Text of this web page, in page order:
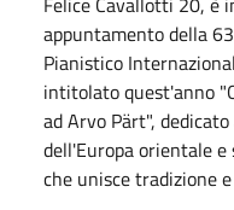
appuntamento della
Pianistico
intitolato quest'anno
ad Arvo Pärt",
dell'Europa orientale e
che unisce tradizione